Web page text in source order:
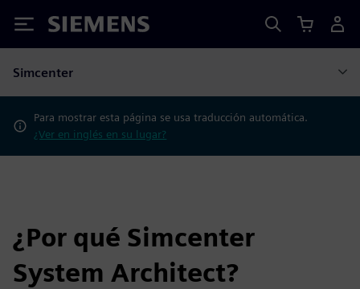
Siemens
Simcenter
Para mostrar esta página se usa traducción automática.
¿Ver en inglés en su lugar?
¿Por qué Simcenter
System Architect?